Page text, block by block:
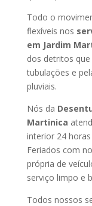
Todo o
flexíveis nos
em Jardim
dos detritos
tubulações e
pluviais.
Nós da
Martinica
interior 24
Feriados com
própria de
serviço limpo e
Todos nossos